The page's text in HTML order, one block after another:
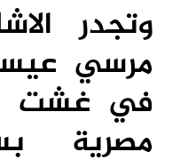
وتجدر
مرسي
مصرية